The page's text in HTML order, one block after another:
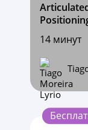
14 минут